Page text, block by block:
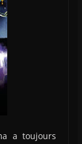
a toujours